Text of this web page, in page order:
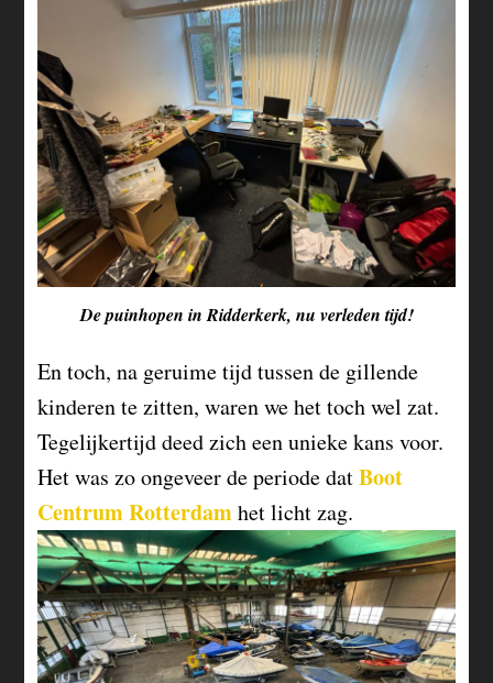
De puinhopen in Ridderkerk, nu verleden tijd!
En toch, na geruime tijd tussen de gillende
kinderen te zitten, waren we het toch wel zat.
Tegelijkertijd deed zich een unieke kans voor.
Het was zo ongeveer de periode datBoot
Centrum Rotterdamhet licht zag.